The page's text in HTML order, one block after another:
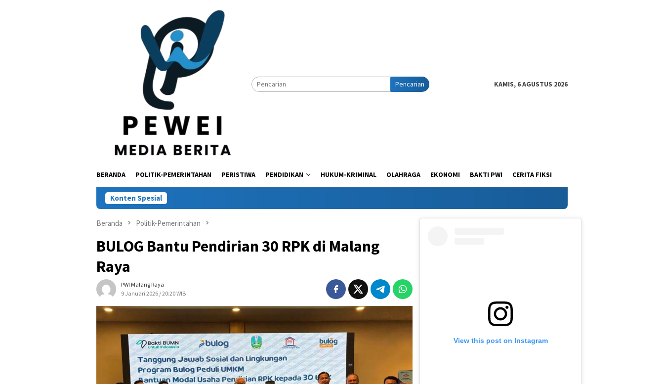
Pencarian KAMIS, 6 AGUSTUS 2026
BERANDA POLITIK-PEMERINTAHAN PERISTIWA PENDIDIKAN HUKUM-KRIMINAL OLAHRAGA EKONOMI BAKTI PWI CERITA FIKSI
Konten Spesial
Beranda Politik-Pemerintahan
BULOG Bantu Pendirian 30 RPK di Malang
Raya
PWI Malang Raya
9 Januari 2026 / 20:20 WIB
View this post on Instagram